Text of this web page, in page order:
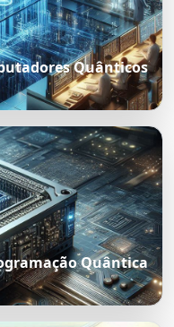
Quânticos
Quântica